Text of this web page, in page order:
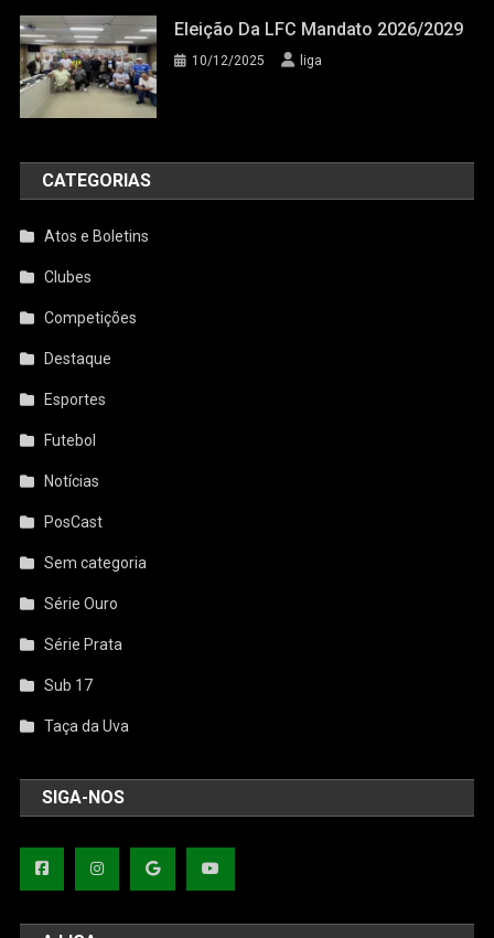
Eleição Da LFC Mandato 2026/2029
10/12/2025 liga
CATEGORIAS
Atos e Boletins
Clubes
Competições
Destaque
Esportes
Futebol
Notícias
PosCast
Sem categoria
Série Ouro
Série Prata
Sub 17
Taça da Uva
SIGA-NOS